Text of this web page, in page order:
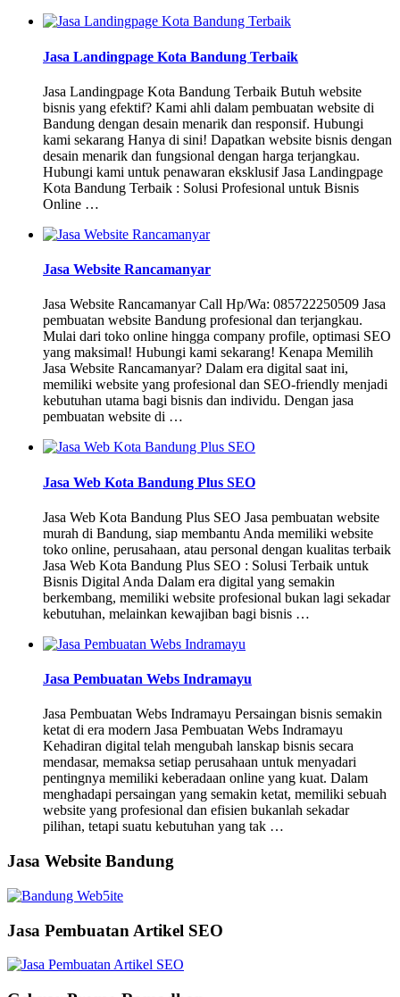
Jasa Landingpage Kota Bandung Terbaik
Jasa Landingpage Kota Bandung Terbaik Butuh website
bisnis yang efektif? Kami ahli dalam pembuatan website di
Bandung dengan desain menarik dan responsif. Hubungi
kami sekarang Hanya di sini! Dapatkan website bisnis dengan
desain menarik dan fungsional dengan harga terjangkau.
Hubungi kami untuk penawaran eksklusif Jasa Landingpage
Kota Bandung Terbaik : Solusi Profesional untuk Bisnis
Online …
Jasa Website Rancamanyar
Jasa Website Rancamanyar Call Hp/Wa: 085722250509 Jasa
pembuatan website Bandung profesional dan terjangkau.
Mulai dari toko online hingga company profile, optimasi SEO
yang maksimal! Hubungi kami sekarang! Kenapa Memilih
Jasa Website Rancamanyar? Dalam era digital saat ini,
memiliki website yang profesional dan SEO-friendly menjadi
kebutuhan utama bagi bisnis dan individu. Dengan jasa
pembuatan website di …
Jasa Web Kota Bandung Plus SEO
Jasa Web Kota Bandung Plus SEO Jasa pembuatan website
murah di Bandung, siap membantu Anda memiliki website
toko online, perusahaan, atau personal dengan kualitas terbaik
Jasa Web Kota Bandung Plus SEO : Solusi Terbaik untuk
Bisnis Digital Anda Dalam era digital yang semakin
berkembang, memiliki website profesional bukan lagi sekadar
kebutuhan, melainkan kewajiban bagi bisnis …
Jasa Pembuatan Webs Indramayu
Jasa Pembuatan Webs Indramayu Persaingan bisnis semakin
ketat di era modern Jasa Pembuatan Webs Indramayu
Kehadiran digital telah mengubah lanskap bisnis secara
mendasar, memaksa setiap perusahaan untuk menyadari
pentingnya memiliki keberadaan online yang kuat. Dalam
menghadapi persaingan yang semakin ketat, memiliki sebuah
website yang profesional dan efisien bukanlah sekadar
pilihan, tetapi suatu kebutuhan yang tak …
Jasa Website Bandung
Jasa Pembuatan Artikel SEO